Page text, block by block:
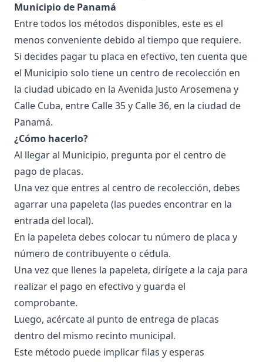
Municipio de Panamá
Entre todos los métodos disponibles, este es el
menos conveniente debido al tiempo que requiere.
Si decides pagar tu placa en efectivo, ten cuenta que
el Municipio solo tiene un centro de recolección en
la ciudad ubicado en la Avenida Justo Arosemena y
Calle Cuba, entre Calle 35 y Calle 36, en la ciudad de
Panamá.
¿Cómo hacerlo?
Al llegar al Municipio, pregunta por el centro de
pago de placas.
Una vez que entres al centro de recolección, debes
agarrar una papeleta (las puedes encontrar en la
entrada del local).
En la papeleta debes colocar tu número de placa y
número de contribuyente o cédula.
Una vez que llenes la papeleta, dirígete a la caja para
realizar el pago en efectivo y guarda el
comprobante.
Luego, acércate al punto de entrega de placas
dentro del mismo recinto municipal.
Este método puede implicar filas y esperas